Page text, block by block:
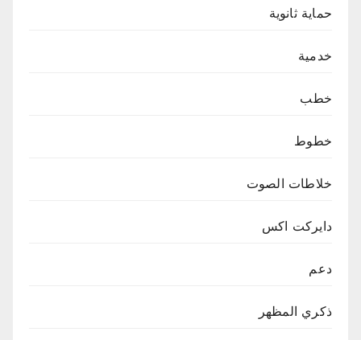
حماية ثانوية
خدمية
خطب
خطوط
خلاطات الصوت
دايركت اكس
دعم
ذكري المظهر